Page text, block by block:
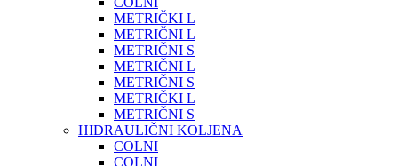
METRIČKI L
METRIČNI L
METRIČNI S
METRIČNI L
METRIČNI S
METRIČKI L
METRIČNI S
HIDRAULIČNI KOLJENA
COLNI
COLNI